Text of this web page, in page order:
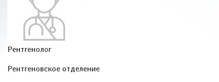
Рентгенолог
Рентгеновское отделение